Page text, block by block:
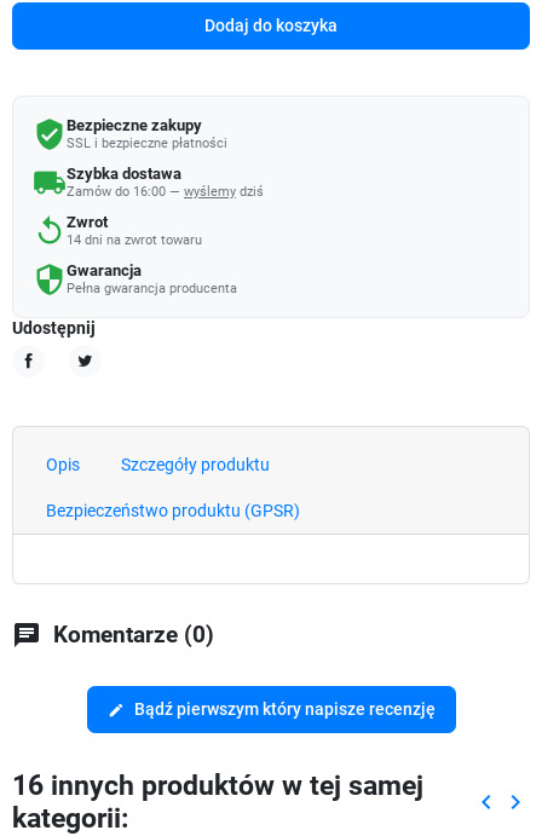
Dodaj do koszyka
verified_user Bezpieczne zakupy
SSL i bezpieczne płatności
local_shippingSzybka dostawa
Zamów do 16:00 — wyślemy dziś
replay Zwrot
14 dni na zwrot towaru
security Gwarancja
Pełna gwarancja producenta
Udostępnij
Opis Szczegóły produktu
Bezpieczeństwo produktu (GPSR)
chat Komentarze (0)
edit Bądź pierwszym który napisze recenzję
16 innych produktów w tej samej
kategorii:
keyboard_arrow_left keyboard_arrow_right